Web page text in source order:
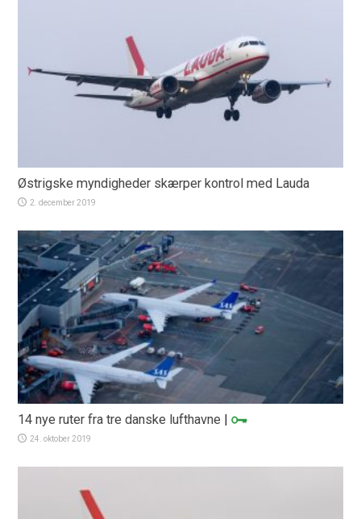
Østrigske myndigheder skærper kontrol med Lauda
2. december 2019
14 nye ruter fra tre danske lufthavne |
24. oktober 2019